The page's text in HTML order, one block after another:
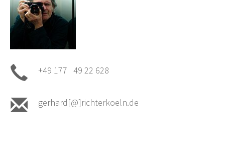
+49 177 49 22 628
gerhard[@]richterkoeln.de